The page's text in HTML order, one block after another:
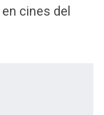
en cines del